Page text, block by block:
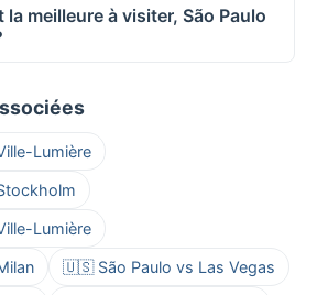
la meilleure à visiter, São Paulo
Lumière
Lumière
🇺🇸 São Paulo vs Las Vegas